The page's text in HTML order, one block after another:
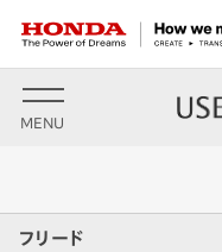
MENU
フリード